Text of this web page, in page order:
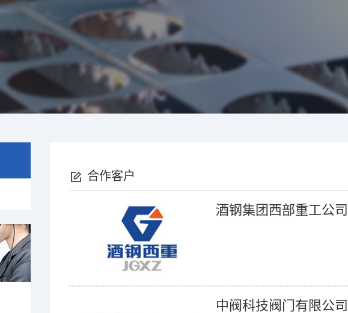
合作客户
酒钢集团西部重工公司
中阀科技阀门有限公司